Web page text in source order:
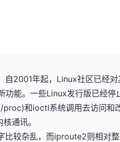
自2001年起，Linux社区已经
功能。一些Linux发行版已经
和ioctl系统调用去访问和
通讯。
较杂乱，而iproute2则相对